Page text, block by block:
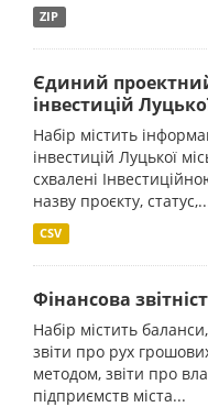
ZIP
Єдиний
інвестицій
Набір містить
інвестицій Луцької
схвалені
назву проєкту,
CSV
Фінансова
Набір містить
звіти про рух
методом, звіти про
підприємств міста...